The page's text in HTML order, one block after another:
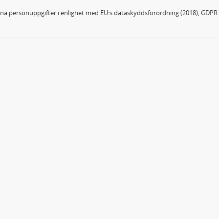
personuppgifter i enlighet med EU:s dataskyddsförordning (2018), GDPR.